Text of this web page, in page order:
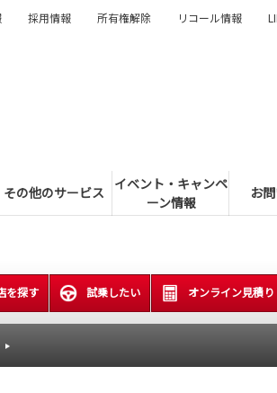
その他のサービス
イベント・キャンペ
ーン情報
お
採用情報 所有権解除 リコール情報
を探す 試乗したい オンライン見積り